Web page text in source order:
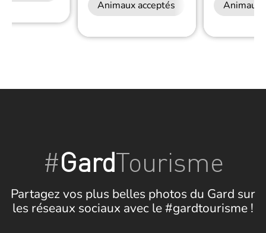
Animaux acceptés Animaux
#GardTourisme
Partagez vos plus belles photos du Gard sur
les réseaux sociaux avec le #gardtourisme !